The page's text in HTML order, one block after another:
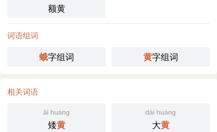
额黄
词语组词
蛾字组词 黄字组词
相关词语
ǎi huáng
矮黄
dài huáng
大黄